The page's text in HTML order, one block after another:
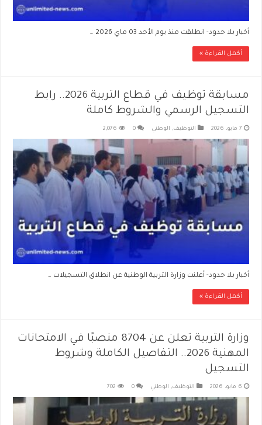
أخبار بلا حدود- انطلقت منذ يوم الأحد 03 ماي 2026 …
أكمل القراءة »
مسابقة توظيف في قطاع التربية 2026.. رابط
التسجيل الرسمي والشروط كاملة
7 مايو، 2026 التوظيف, الوطني 0
2,076
أخبار بلا حدود- أعلنت وزارة التربية الوطنية عن انطلاق التسجيلات …
أكمل القراءة »
وزارة التربية تعلن عن 8704 منصبًا في الامتحانات
المهنية 2026.. التفاصيل الكاملة وشروط
التسجيل
6 مايو، 2026 التوظيف, الوطني 0
702